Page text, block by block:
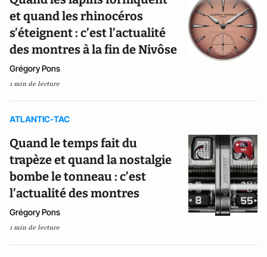
et quand les rhinocéros
s’éteignent : c’est l’actualité
des montres à la fin de Nivôse
Grégory Pons
1 min de lecture
ATLANTIC-TAC
Quand le temps fait du
trapèze et quand la nostalgie
bombe le tonneau : c’est
l’actualité des montres
Grégory Pons
1 min de lecture